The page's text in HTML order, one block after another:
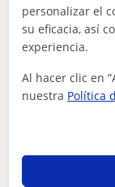
manera
intereses y
Profesora de
enseñanza del
personalizar el
su eficacia, así
experiencia.
Al hacer clic en
nuestra Política